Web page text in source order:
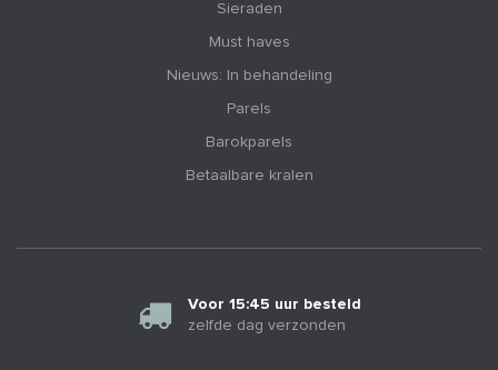
Sieraden
Must haves
Nieuws: In behandeling
Parels
Barokparels
Betaalbare kralen
Voor 15:45 uur besteld
zelfde dag verzonden